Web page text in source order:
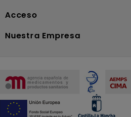
Acceso
Nuestra Empresa